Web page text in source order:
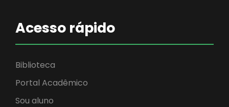
Acesso rápido
Biblioteca
Portal Acadêmico
Sou aluno